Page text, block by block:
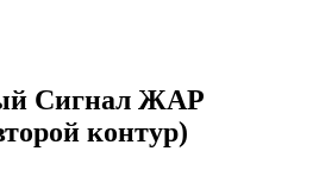
Сигнал ЖАР
контур)